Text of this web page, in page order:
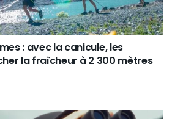
: avec la canicule, les
la fraîcheur à 2 300 mètres